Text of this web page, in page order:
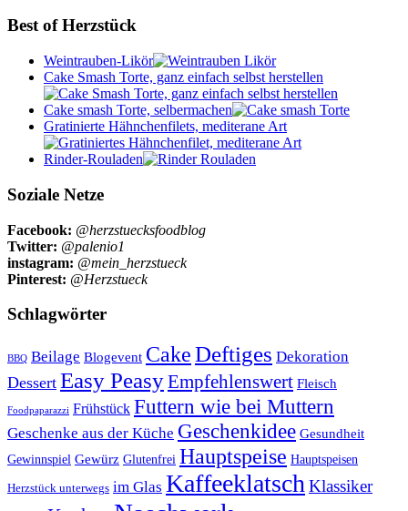
Best of Herzstück
Weintrauben-Likör
Cake Smash Torte, ganz einfach selbst herstellen
Cake smash Torte, selbermachen
Gratinierte Hähnchenfilets, mediterane Art
Rinder-Rouladen
Soziale Netze
Facebook: @herzstuecksfoodblog
Twitter: @palenio1
instagram: @mein_herzstueck
Pinterest: @Herzstueck
Schlagwörter
BBQ Beilage Blogevent CakeDeftiges Dekoration
Dessert Easy PeasyEmpfehlenswert Fleisch
Foodpaparazzi Frühstück Futtern wie bei Muttern
Geschenke aus der Küche Geschenkidee Gesundheit
Gewinnspiel Gewürz Glutenfrei Hauptspeise Hauptspeisen
Herzstück unterwegs im Glas Kaffeeklatsch Klassiker